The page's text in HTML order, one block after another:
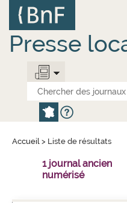
contenu
principal
Presse
Accueil > Liste de résultats
1 journal ancien
numérisé
Panneau de gestion des cookies